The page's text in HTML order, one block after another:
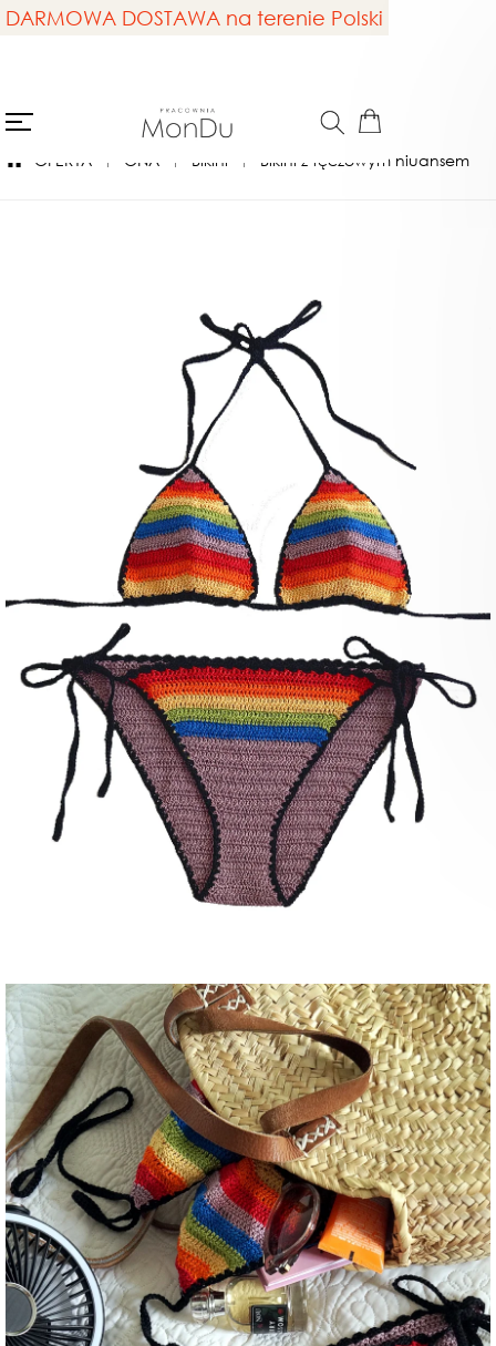
DARMOWA DOSTAWA na terenie Polski
OFERTA ONA Bikini Bikini z tęczowym niuansem